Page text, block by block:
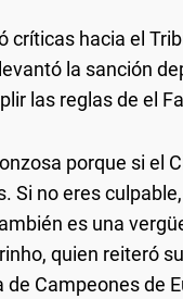
críticas hacia el
la sanción
las reglas de el
porque si el
Si no eres
es una
quien reiteró
Campeones de